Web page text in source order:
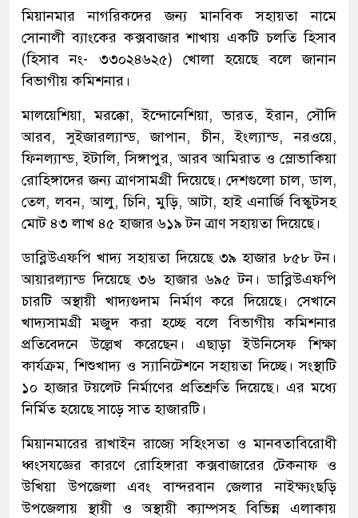
মিয়ানমার নাগরিকদের জন্য মানবিক সহায়তা নামে
সোনালী ব্যাংকের কক্সবাজার শাখায় একটি চলতি হিসাব
(হিসাব নং- ৩৩০২৪৬২৫) খোলা হয়েছে বলে জানান
বিভাগীয় কমিশনার।
মালয়েশিয়া, মরক্কো, ইন্দোনেশিয়া, ভারত, ইরান, সৌদি
আরব, সুইজারল্যান্ড, জাপান, চীন, ইংল্যান্ড, নরওয়ে,
ফিনল্যান্ড, ইটালি, সিঙ্গাপুর, আরব আমিরাত ও স্লোভাকিয়া
রোহিঙ্গাদের জন্য ত্রাণসামগ্রী দিয়েছে। দেশগুলো চাল, ডাল,
তেল, লবন, আলু, চিনি, মুড়ি, আটা, হাই এনার্জি বিস্কুটসহ
মোট ৪৩ লাখ ৪৫ হাজার ৬১৯ টন ত্রাণ সহায়তা দিয়েছে।
ডাব্লিউএফপি খাদ্য সহায়তা দিয়েছে ৩৯ হাজার ৮৫৮ টন।
আয়ারল্যান্ড দিয়েছে ৩৬ হাজার ৬৯৫ টন। ডাব্লিউএফপি
চারটি অস্থায়ী খাদ্যগুদাম নির্মাণ করে দিয়েছে। সেখানে
খাদ্যসামগ্রী মজুদ করা হচ্ছে বলে বিভাগীয় কমিশনার
প্রতিবেদনে উল্লেখ করেছেন। এছাড়া ইউনিসেফ শিক্ষা
কার্যক্রম, শিশুখাদ্য ও স্যানিটেশনে সহায়তা দিচ্ছে। সংস্থাটি
১০ হাজার টয়লেট নির্মাণের প্রতিশ্রুতি দিয়েছে। এর মধ্যে
নির্মিত হয়েছে সাড়ে সাত হাজারটি।
মিয়ানমারের রাখাইন রাজ্যে সহিংসতা ও মানবতাবিরোধী
ধ্বংসযজ্ঞের কারণে রোহিঙ্গারা কক্সবাজারের টেকনাফ ও
উখিয়া উপজেলা এবং বান্দরবান জেলার নাইক্ষ্যংছড়ি
উপজেলায় স্থায়ী ও অস্থায়ী ক্যাম্পসহ বিভিন্ন এলাকায়